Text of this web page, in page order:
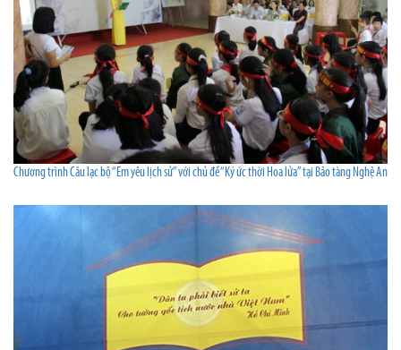
Chương trình Câu lạc bộ “Em yêu lịch sử” với chủ đề “Ký ức thời Hoa lửa” tại Bảo tàng Nghệ An